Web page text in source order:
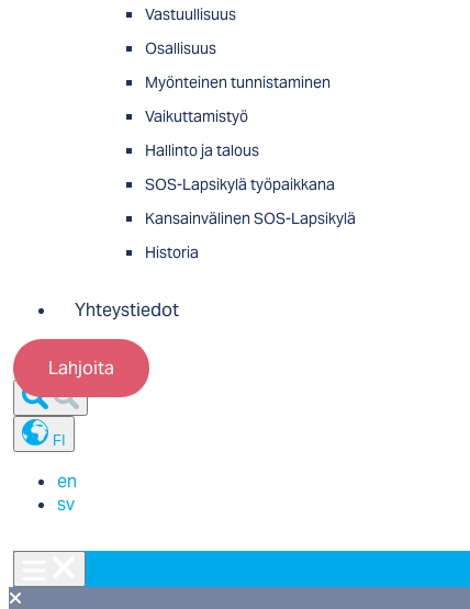
Vastuullisuus
Osallisuus
Myön­tei­nen tun­nis­ta­minen
Vaikuttamistyö
Hallinto ja talous
SOS-Lapsikylä työpaikkana
Kansainvälinen SOS-Lapsikylä
Historia
Yhteystiedot
Lahjoita
FI
en
sv